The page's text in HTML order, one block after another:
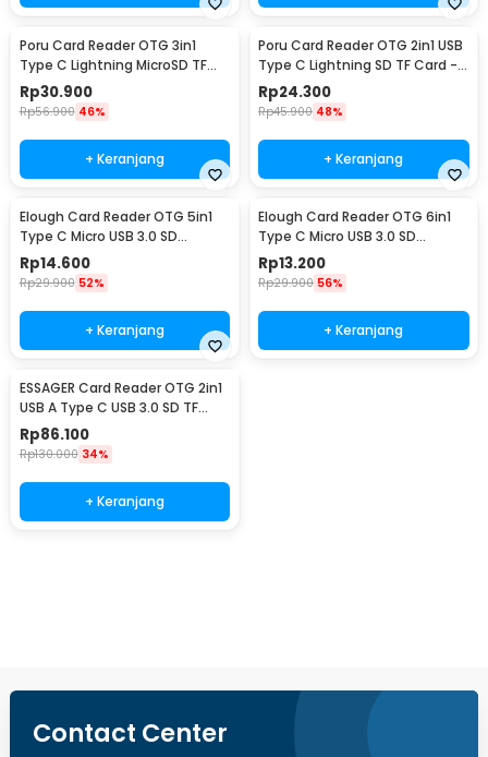
Poru Card Reader OTG 3in1
Type C Lightning MicroSD TF
Card USB - INU182
Rp30.900
Rp56.900 46%
+ Keranjang
Poru Card Reader OTG 2in1 USB
Type C Lightning SD TF Card -
INU183
Rp24.300
Rp45.900 48%
+ Keranjang
Elough Card Reader OTG 5in1
Type C Micro USB 3.0 SD
MicroSD - EL-51
Rp14.600
Rp29.900 52%
+ Keranjang
Elough Card Reader OTG 6in1
Type C Micro USB 3.0 SD
MicroSD - EL-61
Rp13.200
Rp29.900 56%
+ Keranjang
ESSAGER Card Reader OTG 2in1
USB A Type C USB 3.0 SD TF
Card - ES-DK01
Rp86.100
Rp130.000 34%
+ Keranjang
Contact Center